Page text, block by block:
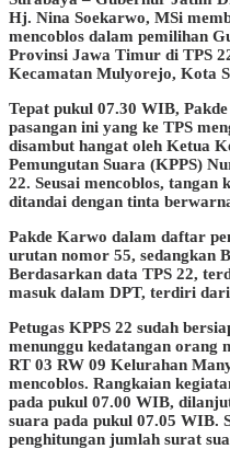
Hj. Nina Soekarwo, MSi
mencoblos dalam pemilihan
Provinsi Jawa Timur di TPS
Kecamatan Mulyorejo, Kota
Tepat pukul 07.30 WIB,
pasangan ini yang ke TPS
disambut hangat oleh Ketua
Pemungutan Suara (KPPS)
22. Seusai mencoblos,
ditandai dengan tinta
Pakde Karwo dalam daftar
urutan nomor 55, sedangkan
Berdasarkan data TPS 22,
masuk dalam DPT, terdiri
Petugas KPPS 22 sudah
menunggu kedatangan orang
RT 03 RW 09 Kelurahan
mencoblos. Rangkaian
pada pukul 07.00 WIB,
suara pada pukul 07.05 WIB.
penghitungan jumlah surat